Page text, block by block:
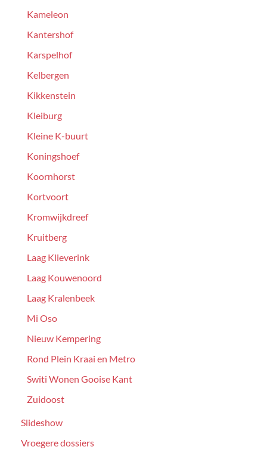
Kameleon
Kantershof
Karspelhof
Kelbergen
Kikkenstein
Kleiburg
Kleine K-buurt
Koningshoef
Koornhorst
Kortvoort
Kromwijkdreef
Kruitberg
Laag Klieverink
Laag Kouwenoord
Laag Kralenbeek
Mi Oso
Nieuw Kempering
Rond Plein Kraai en Metro
Switi Wonen Gooise Kant
Zuidoost
Slideshow
Vroegere dossiers